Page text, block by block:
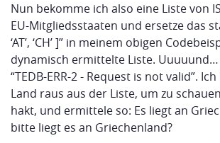
Nun bekomme ich also eine Liste von
EU-Mitgliedsstaaten und ersetze das
‘AT’, ‘CH’ ]” in meinem obigen
dynamisch ermittelte Liste.
“TEDB-ERR-2 - Request is not valid”.
Land raus aus der Liste, um zu
hakt, und ermittele so: Es liegt an
bitte liegt es an Griechenland?